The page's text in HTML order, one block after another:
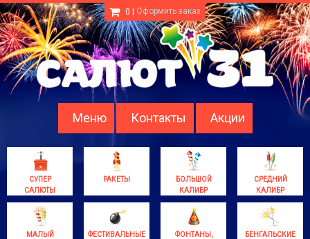
0 Оформить заказ
Меню Контакты Акции
СУПЕР
САЛЮТЫ
РАКЕТЫ
БОЛЬШОЙ
КАЛИБР
СРЕДНИЙ
КАЛИБР
МАЛЫЙ
ФЕСТИВАЛЬНЫЕ
ФОНТАНЫ,
БЕНГАЛЬСКИЕ